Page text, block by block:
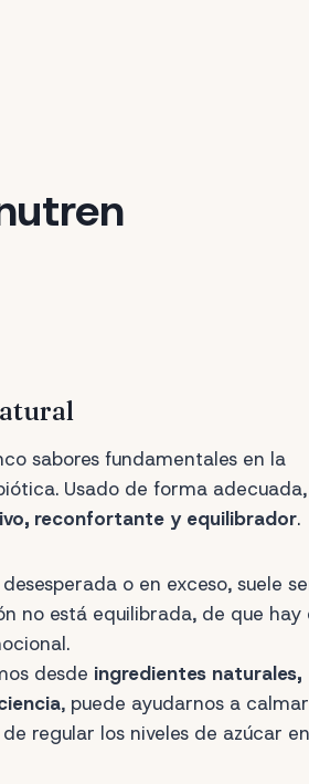
sabores fundamentales en la
Usado de forma adecuada,
reconfortante y equilibrador.
o en exceso, suele
no está equilibrada, de que hay
desde ingredientes naturales,
, puede ayudarnos a
regular los niveles de azúcar en